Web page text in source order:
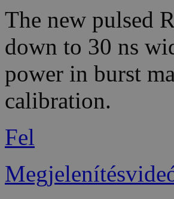
The new pulsed
down to 30 ns
power in burst
calibration.
Fel